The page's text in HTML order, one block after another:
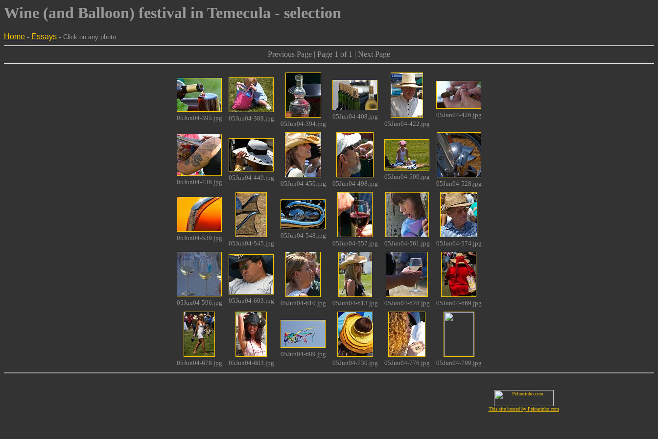
Wine (and Balloon) festival in Temecula - selection
Home - Essays - Click on any photo
Previous Page | Page 1 of 1 | Next Page
05Jun04-395.jpg 05Jun04-388.jpg
05Jun04-394.jpg
05Jun04-408.jpg
05Jun04-422.jpg
05Jun04-426.jpg
05Jun04-438.jpg
05Jun04-449.jpg
05Jun04-450.jpg
05Jun04-498.jpg
05Jun04-509.jpg
05Jun04-528.jpg
05Jun04-539.jpg
05Jun04-545.jpg
05Jun04-548.jpg
05Jun04-557.jpg
05Jun04-561.jpg 05Jun04-574.jpg
05Jun04-596.jpg 05Jun04-603.jpg 05Jun04-610.jpg 05Jun04-613.jpg 05Jun04-628.jpg 05Jun04-669.jpg
05Jun04-678.jpg 05Jun04-683.jpg
05Jun04-689.jpg
05Jun04-730.jpg
05Jun04-776.jpg 05Jun04-799.jpg
This site hosted by Pelourinho.com